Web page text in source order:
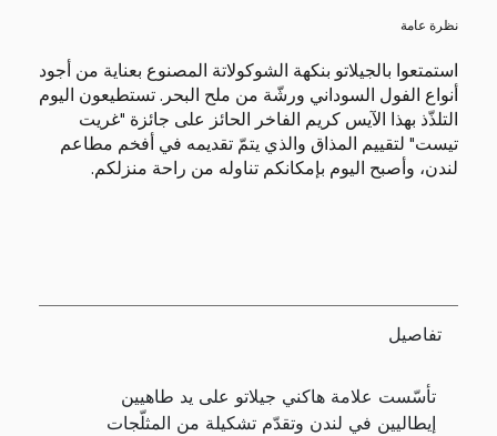
نظرة عامة
استمتعوا بالجيلاتو بنكهة الشوكولاتة المصنوع بعناية من أجود
أنواع الفول السوداني ورشّة من ملح البحر. تستطيعون اليوم
التلذّذ بهذا الآيس كريم الفاخر الحائز على جائزة "غريت
تيست" لتقييم المذاق والذي يتمّ تقديمه في أفخم مطاعم
لندن، وأصبح اليوم بإمكانكم تناوله من راحة منزلكم.
تفاصيل
تأسّست علامة هاكني جيلاتو على يد طاهيين
إيطاليين في لندن وتقدّم تشكيلة من المثلّجات